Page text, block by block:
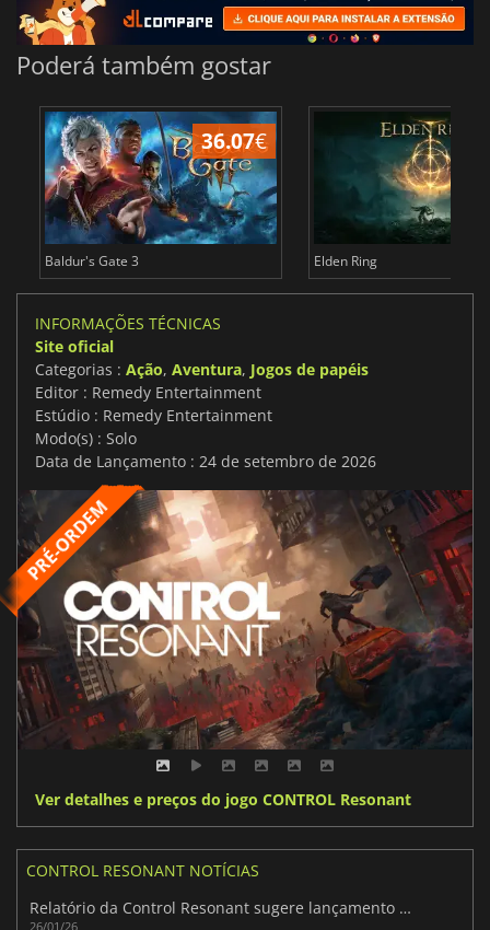
Poderá também gostar
36.07€
Baldur's Gate 3 Elden Ring
INFORMAÇÕES TÉCNICAS
Site oficial
Categorias : Ação, Aventura, Jogos de papéis
Editor : Remedy Entertainment
Estúdio : Remedy Entertainment
Modo(s) : Solo
Data de Lançamento : 24 de setembro de 2026
Ver detalhes e preços do jogo CONTROL Resonant
CONTROL RESONANT NOTÍCIAS
Relatório da Control Resonant sugere lançamento no segundo trimestre de 2026
26/01/26